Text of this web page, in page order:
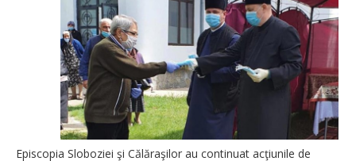
Episcopia Sloboziei şi Călăraşilor au continuat acţiunile de